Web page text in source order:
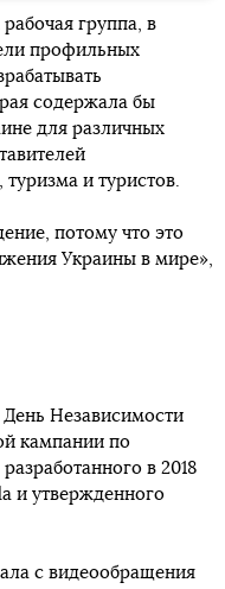
группа, в
профильных
содержала бы
для различных
и туристов.
потому что это
Украины в мире»,
Независимости
кампании по
в 2018
и утвержденного
с видеообращения